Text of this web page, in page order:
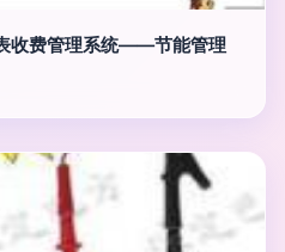
收费管理系统——节能管理